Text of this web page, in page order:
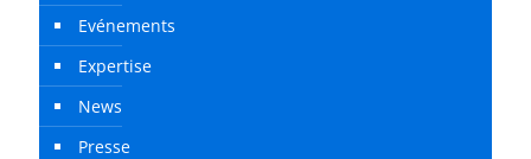
Evénements
Expertise
News
Presse